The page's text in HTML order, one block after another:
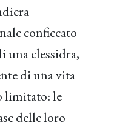
conficcato
una clessidra,
di una vita
limitato: le
delle loro